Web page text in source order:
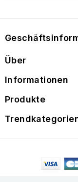
Über
Informationen
Produkte